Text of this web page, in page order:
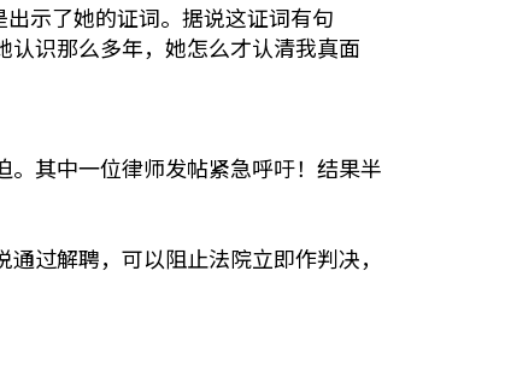
示了她的证词。据说这证词有句
识那么多年，她怎么才认清我真面
其中一位律师发帖紧急呼吁！结果半
过解聘，可以阻止法院立即作判决，